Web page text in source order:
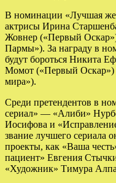
В номинации «Лучшая
актрисы Ирина
Жовнер («Первый
Пармы»). За награду в
будут бороться Никита
Момот («Первый
мира»).
Среди претендентов в
сериал» — «Алиби»
Иосифова и
звание лучшего сериала
проекты, как «Ваша
пациент» Евгения
«Художник» Тимура